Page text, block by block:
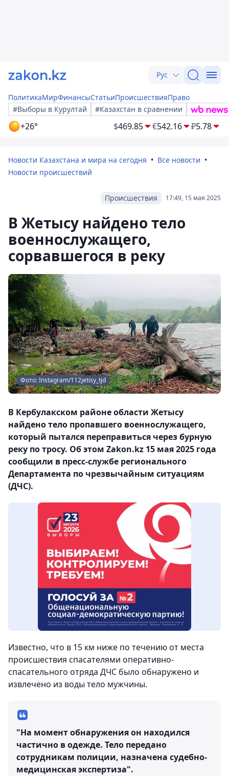
Рус
ПолитикаМирФинансыСтатьиПроисшествияПраво
#Выборы в Курултай
#Казахстан в сравнении
+26° $469.85 €542.16 ₽5.78
Новости Казахстана и мира на сегодня
Все новости
Новости происшествий
17:49, 15 мая 2025
Происшествия
В Жетысу найдено тело
военнослужащего,
сорвавшегося в реку
Фото: Instagram/112jetisy_tjd
В Кербулакском районе области Жетысу
найдено тело пропавшего военнослужащего,
который пытался переправиться через бурную
реку по тросу. Об этом Zakon.kz 15 мая 2025 года
сообщили в пресс-службе регионального
Департамента по чрезвычайным ситуациям
(ДЧС).
Известно, что в 15 км ниже по течению от места
происшествия спасателями оперативно-
спасательного отряда ДЧС было обнаружено и
извлечено из воды тело мужчины.
"На момент обнаружения он находился
частично в одежде. Тело передано
сотрудникам полиции, назначена судебно-
медицинская экспертиза".